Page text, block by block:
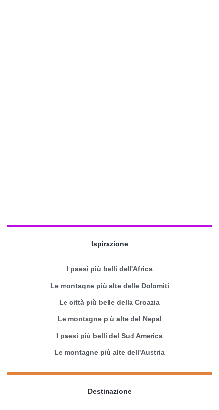
Ispirazione
I paesi più belli dell'Africa
Le montagne più alte delle Dolomiti
Le città più belle della Croazia
Le montagne più alte del Nepal
I paesi più belli del Sud America
Le montagne più alte dell'Austria
Destinazione